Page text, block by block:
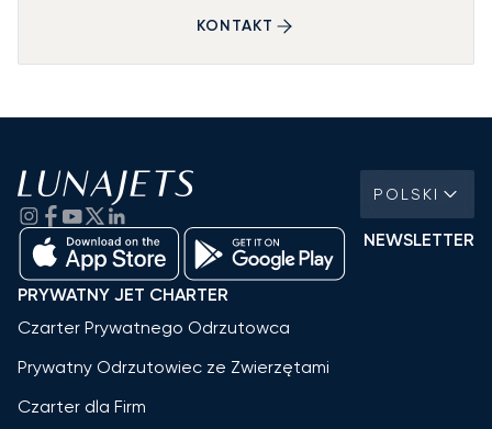
KONTAKT
POLSKI
NEWSLETTER
PRYWATNY JET CHARTER
Czarter Prywatnego Odrzutowca
Prywatny Odrzutowiec ze Zwierzętami
Czarter dla Firm